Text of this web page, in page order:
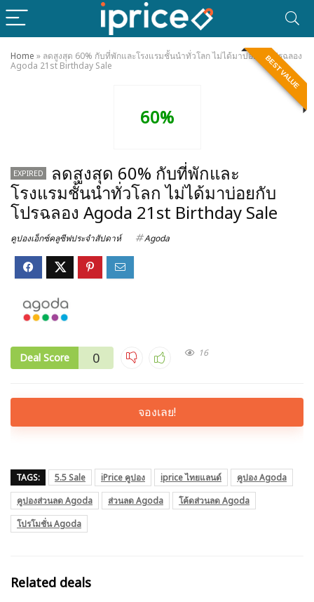
Home » ลดสูงสุด 60% กับที่พักและโรงแรมชั้นนำทั่วโลก ไม่ได้มาบ่อยกับโปรฉลอง
Agoda 21st Birthday Sale
BEST VALUE
60%
EXPIRED
ลดสูงสุด 60% กับที่พักและ
โรงแรมชั้นนำทั่วโลก ไม่ได้มาบ่อยกับ
โปรฉลอง Agoda 21st Birthday Sale
คูปองเอ็กซ์คลูซีฟประจำสัปดาห์ Agoda
Deal Score 0 16
จองเลย!
TAGS: 5.5 Sale iPrice คูปอง iprice ไทยแลนด์
คูปอง Agoda
คูปองส่วนลด Agoda
ส่วนลด Agoda
โค้ดส่วนลด Agoda
โปรโมชั่น Agoda
Related deals